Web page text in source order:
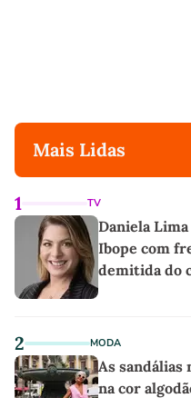
Mais Lidas
1 TV
Daniela
Ibope com
demitida do
2 MODA
As sandálias
na cor